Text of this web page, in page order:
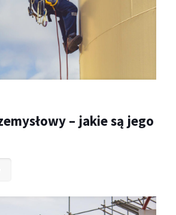
– jakie są jego